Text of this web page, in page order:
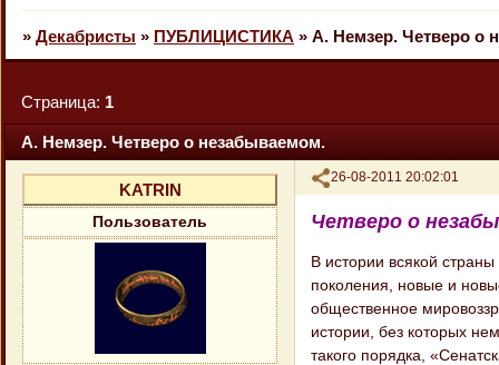
» Декабристы » ПУБЛИЦИСТИКА » А. Немзер. Четверо о
А. Немзер. Четверо о незабываемом.
Страница: 1
Поделиться
26-08-2011 20:02:01
KATRIN
Пользователь Четверо о
В истории всякой
поколения, новые и
общественное
истории, без которых
такого порядка,